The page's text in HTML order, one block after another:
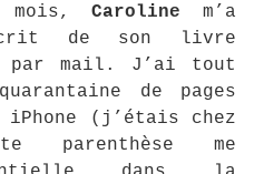
mois,Caroline m’a
de son livre
par mail. J’ai tout
de pages
iPhone (j’étais chez
parenthèse me